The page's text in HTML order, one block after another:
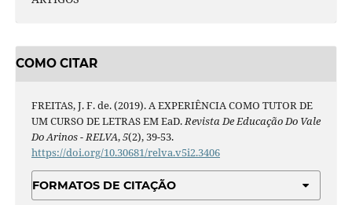
COMO CITAR
FREITAS, J. F. de. (2019). A EXPERIÊNCIA COMO TUTOR DE
UM CURSO DE LETRAS EM EaD.Revista De Educação Do Vale
Do Arinos - RELVA,5(2), 39-53.
https://doi.org/10.30681/relva.v5i2.3406
FORMATOS DE CITAÇÃO